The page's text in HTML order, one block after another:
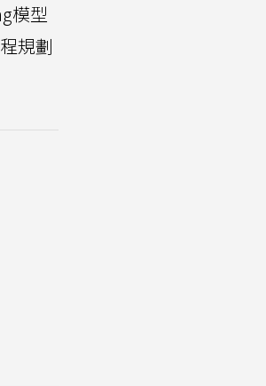
模型
規劃